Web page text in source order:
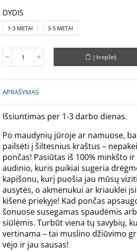
DYDIS
1-3 METAI 3-5 METAI
Į krepšelį
APRAŠYMAS
Išsiuntimas per 1-3 darbo dienas.
Po maudynių jūroje ar namuose,
pailsėti į šiltesnius kraštus –
pončas! Pasiūtas iš 100% minkšto
audinio, kuris puikiai sugeria
kapišonu, kurį puošia jau mūsų
ausytės, o akmenukui ar kriauklei
kišenė priekyje! Kad pončas
šonuose susegamas spaudėmis
siūlėmis. Turbūt viena tų savybių,
vertinama – tai muslino džiūvimo
vėjo ir jau sausas!